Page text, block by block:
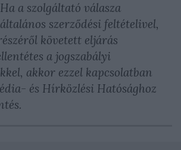
a szolgáltató válasza
szerződési feltételivel,
követett eljárás
a jogszabályi
akkor ezzel kapcsolatban
és Hírközlési Hatósághoz